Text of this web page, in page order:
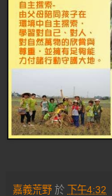
嘉義荒野 於 下午4:32